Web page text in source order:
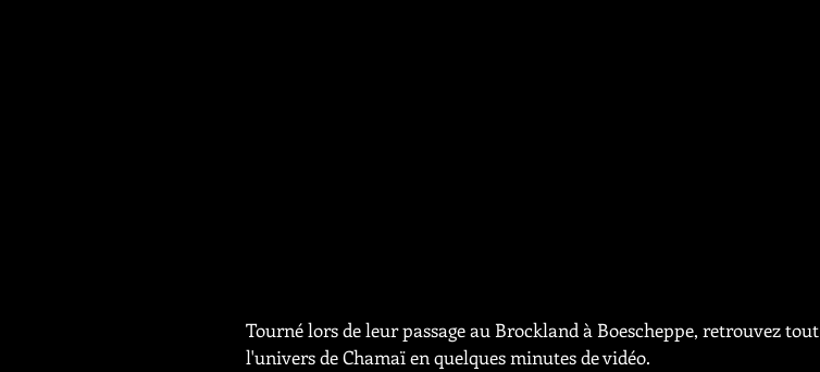
Tourné lors de leur passage au Brockland à Boescheppe, retrouvez tout
l'univers de Chamaï en quelques minutes de vidéo.